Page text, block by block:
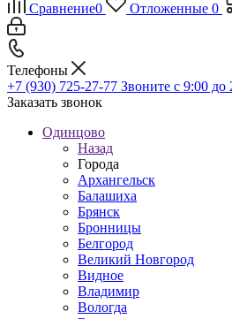
Сравнение0 Отложенные 0
Телефоны
+7 (930) 725-27-77 Звоните с 9:00 до
Заказать звонок
Одинцово
Назад
Города
Архангельск
Балашиха
Брянск
Бронницы
Белгород
Великий Новгород
Видное
Владимир
Вологда